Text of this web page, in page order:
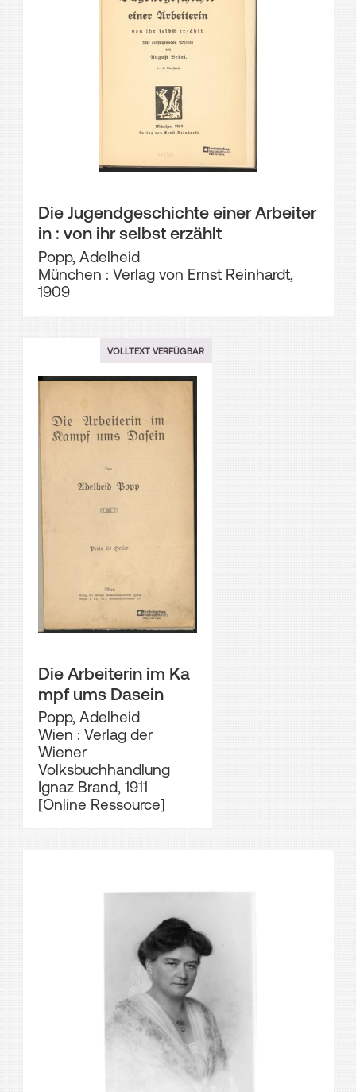
Die Jugendgeschichte einer Arbeiter
in : von ihr selbst erzählt
Popp, Adelheid
München : Verlag von Ernst Reinhardt,
1909
VOLLTEXT VERFÜGBAR
Die Arbeiterin im Ka
mpf ums Dasein
Popp, Adelheid
Wien : Verlag der
Wiener
Volksbuchhandlung
Ignaz Brand, 1911
[Online Ressource]